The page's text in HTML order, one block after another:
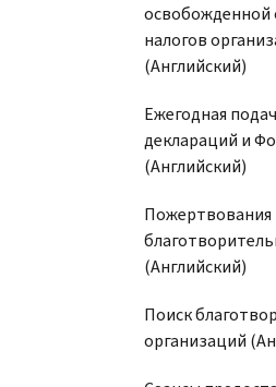
освобожденной
налогов
(Английский)
Ежегодная
деклараций и
(Английский)
Пожертвования
(Английский)
Поиск
организаций